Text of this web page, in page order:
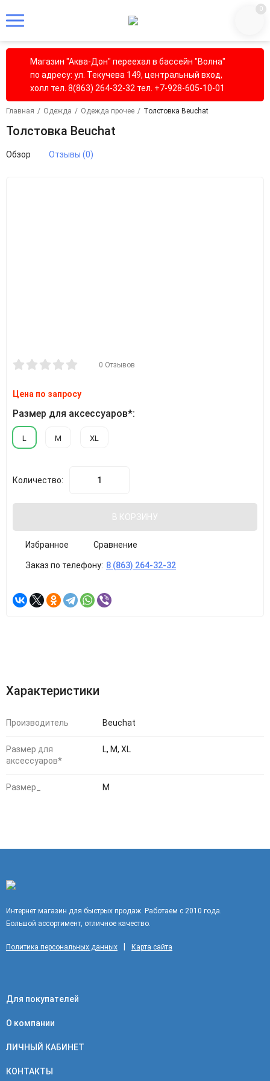
0
Магазин "Аква-Дон" переехал в бассейн "Волна"
по адресу: ул. Текучева 149, центральный вход,
холл тел. 8(863) 264-32-32 тел. +7-928-605-10-01
Главная / Одежда / Одежда прочее / Толстовка Beuchat
Толстовка Beuchat
Обзор Отзывы (0)
0 Отзывов
Цена по запросу
Размер для аксессуаров*:
L M XL
Количество:
В КОРЗИНУ
Избранное Сравнение
Заказ по телефону: 8 (863) 264-32-32
Характеристики
Производитель Beuchat
Размер для
аксессуаров*
L, M, XL
Размер_ M
Интернет магазин для быстрых продаж. Работаем с 2010 года.
Большой ассортимент, отличное качество.
Политика персональных данных Карта сайта
Для покупателей
О компании
ЛИЧНЫЙ КАБИНЕТ
КОНТАКТЫ